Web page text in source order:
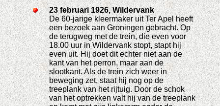
23 februari 1926, Wildervank
De 60-jarige kleermaker uit Ter Apel heeft
een bezoek aan Groningen gebracht. Op
de terugweg met de trein, die even voor
18.00 uur in Wildervank stopt, stapt hij
even uit. Hij doet dit echter niet aan de
kant van het perron, maar aan de
slootkant. Als de trein zich weer in
beweging zet, staat hij nog op de
treeplank van het rijtuig. Door de schok
van het optrekken valt hij van de treeplank